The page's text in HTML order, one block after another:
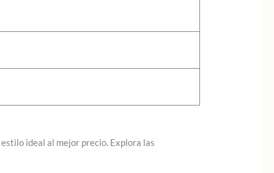
ideal al mejor precio. Explora las